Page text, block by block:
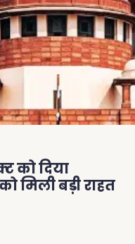
को दिया
मिली बड़ी राहत